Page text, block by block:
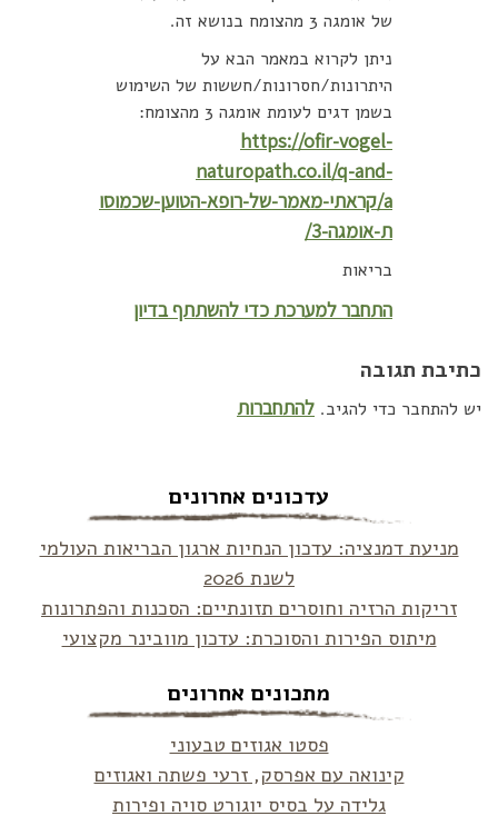
של אומגה 3 מהצומח בנושא זה.
ניתן לקרוא במאמר הבא על
היתרונות/חסרונות/חששות של השימוש
בשמן דגים לעומת אומגה 3 מהצומח:
https://ofir-vogel-
naturopath.co.il/q-and-
a/קראתי-מאמר-של-רופא-הטוען-שכמוסו
ת-אומגה-3/
בריאות
התחבר למערכת כדי להשתתף בדיון
כתיבת תגובה
יש להתחבר כדי להגיב. להתחברות
עדכונים אחרונים
מניעת דמנציה: עדכון הנחיות ארגון הבריאות העולמי
לשנת 2026
זריקות הרזיה וחוסרים תזונתיים: הסכנות והפתרונות
מיתוס הפירות והסוכרת: עדכון מוובינר מקצועי
מתכונים אחרונים
פסטו אגוזים טבעוני
קינואה עם אפרסק, זרעי פשתה ואגוזים
גלידה על בסיס יוגורט סויה ופירות